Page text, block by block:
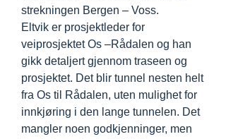
strekningen Bergen – Voss.
Eltvik er prosjektleder for
veiprosjektet Os –Rådalen og han
gikk detaljert gjennom traseen og
prosjektet. Det blir tunnel nesten helt
fra Os til Rådalen, uten mulighet for
innkjøring i den lange tunnelen. Det
mangler noen godkjenninger, men